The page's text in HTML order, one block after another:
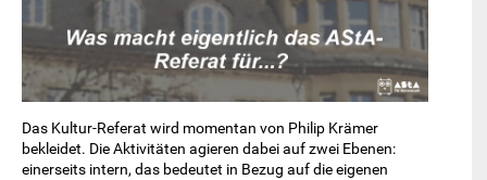
Das Kultur-Referat wird momentan von Philip Krämer
bekleidet. Die Aktivitäten agieren dabei auf zwei Ebenen:
einerseits intern, das bedeutet in Bezug auf die eigenen